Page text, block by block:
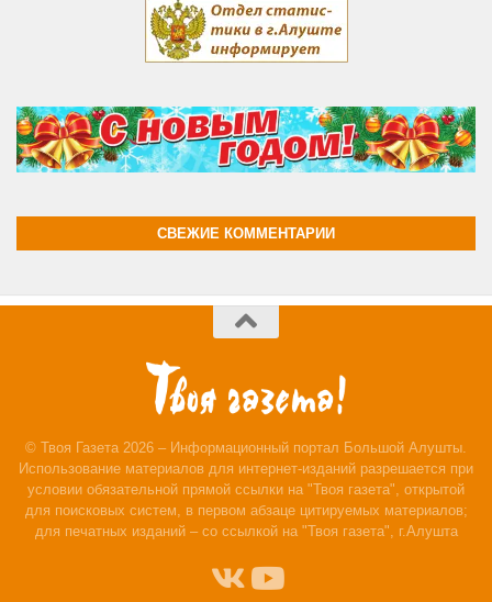
СВЕЖИЕ КОММЕНТАРИИ
© Твоя Газета 2026 – Информационный портал Большой Алушты.
Использование материалов для интернет-изданий разрешается при
условии обязательной прямой ссылки на "Твоя газета", открытой
для поисковых систем, в первом абзаце цитируемых материалов;
для печатных изданий – со ссылкой на "Твоя газета", г.Алушта